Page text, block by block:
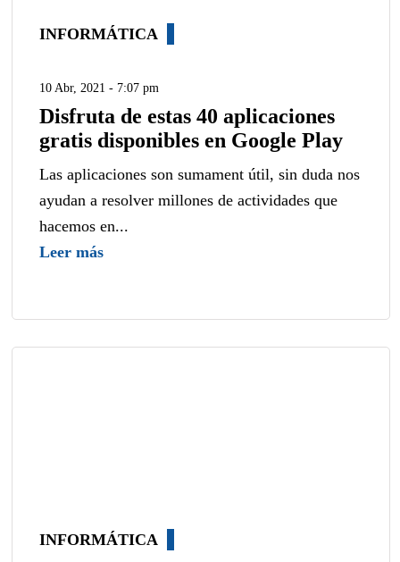
INFORMÁTICA
10 Abr, 2021 - 7:07 pm
Disfruta de estas 40 aplicaciones
gratis disponibles en Google Play
Las aplicaciones son sumament útil, sin duda nos
ayudan a resolver millones de actividades que
hacemos en...
Leer más
INFORMÁTICA